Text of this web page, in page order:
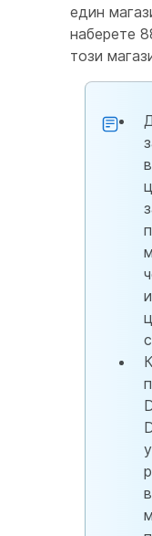
един
наберете
този